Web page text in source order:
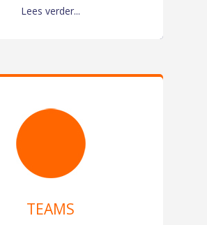
Lees verder...
TEAMS